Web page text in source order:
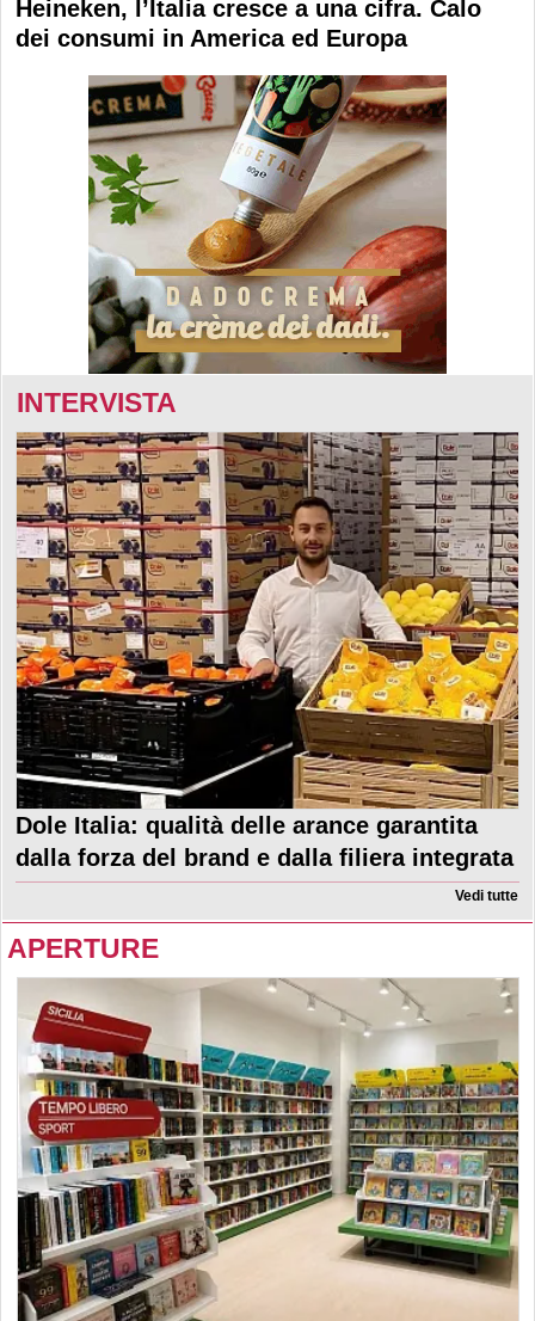
Heineken, l’Italia cresce a una cifra. Calo
dei consumi in America ed Europa
INTERVISTA
Dole Italia: qualità delle arance garantita
dalla forza del brand e dalla filiera integrata
Vedi tutte
APERTURE